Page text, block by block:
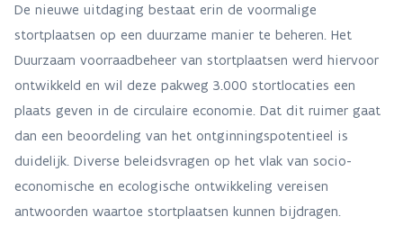
De nieuwe uitdaging bestaat erin de voormalige
stortplaatsen op een duurzame manier te beheren. Het
Duurzaam voorraadbeheer van stortplaatsen werd hiervoor
ontwikkeld en wil deze pakweg 3.000 stortlocaties een
plaats geven in de circulaire economie. Dat dit ruimer gaat
dan een beoordeling van het ontginningspotentieel is
duidelijk. Diverse beleidsvragen op het vlak van socio-
economische en ecologische ontwikkeling vereisen
antwoorden waartoe stortplaatsen kunnen bijdragen.